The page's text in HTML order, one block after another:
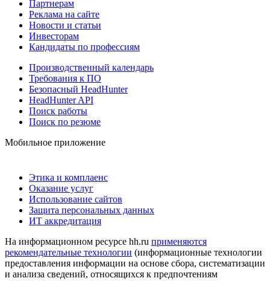
Партнерам
Реклама на сайте
Новости и статьи
Инвесторам
Кандидаты по профессиям
Производственный календарь
Требования к ПО
Безопасный HeadHunter
HeadHunter API
Поиск работы
Поиск по резюме
Мобильное приложение
Этика и комплаенс
Оказание услуг
Использование сайтов
Защита персональных данных
ИТ аккредитация
На информационном ресурсе hh.ru применяются
рекомендательные технологии (информационные технологии
предоставления информации на основе сбора, систематизации
и анализа сведений, относящихся к предпочтениям